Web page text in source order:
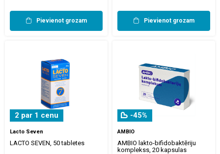
Pievienot grozam Pievienot grozam
2 par 1 cenu
Lacto Seven
LACTO SEVEN, 50 tabletes
-45%
AMBIO
AMBIO lakto-bifidobaktēriju
komplekss, 20 kapsulas